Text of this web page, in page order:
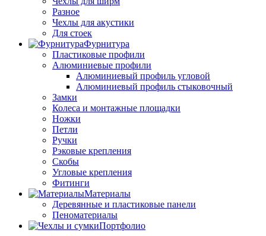
Разное
Чехлы для акустики
Для стоек
Фурнитура
Пластиковые профили
Алюминиевые профили
Алюминиевый профиль угловой
Алюминиевый профиль стыковочный
Замки
Колеса и монтажные площадки
Ножки
Петли
Ручки
Рэковые крепления
Скобы
Угловые крепления
Фитинги
Материалы
Деревянные и пластиковые панели
Пеноматериалы
Портфолио